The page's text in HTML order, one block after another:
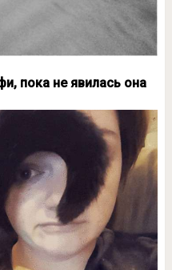
пока не явилась она